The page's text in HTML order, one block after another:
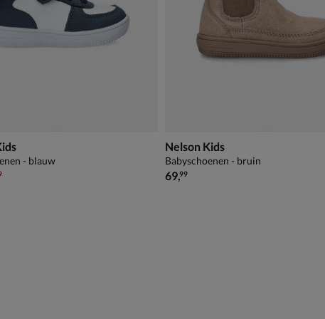
- blauw
voor € 34,99
Nelson Kids
Babyschoenen - bruin
€ 69,99
69,99